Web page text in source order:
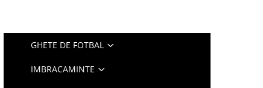
GHETE DE FOTBAL
IMBRACAMINTE